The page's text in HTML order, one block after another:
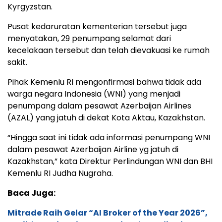
Kyrgyzstan.
Pusat kedaruratan kementerian tersebut juga
menyatakan, 29 penumpang selamat dari
kecelakaan tersebut dan telah dievakuasi ke rumah
sakit.
Pihak Kemenlu RI mengonfirmasi bahwa tidak ada
warga negara Indonesia (WNI) yang menjadi
penumpang dalam pesawat Azerbaijan Airlines
(AZAL) yang jatuh di dekat Kota Aktau, Kazakhstan.
“Hingga saat ini tidak ada informasi penumpang WNI
dalam pesawat Azerbaijan Airline yg jatuh di
Kazakhstan,” kata Direktur Perlindungan WNI dan BHI
Kemenlu RI Judha Nugraha.
Baca Juga:
Mitrade Raih Gelar “AI Broker of the Year 2026”,